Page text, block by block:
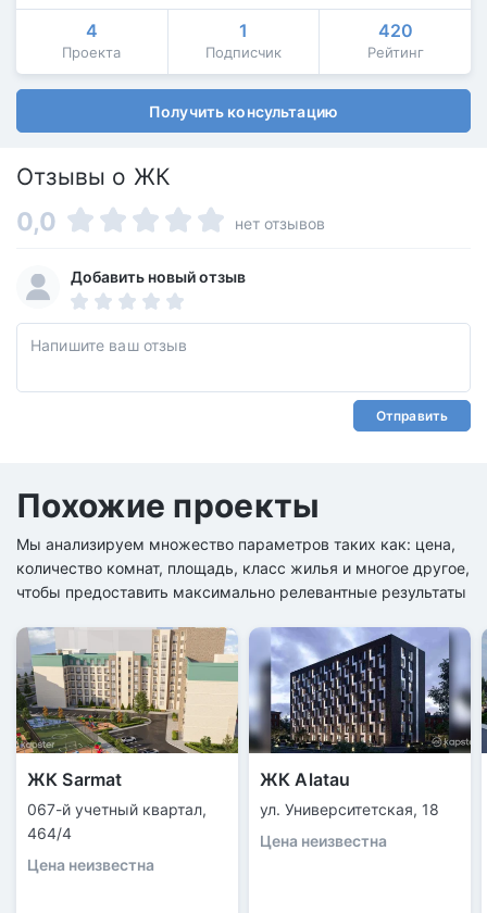
4
Проекта
1
Подписчик
420
Рейтинг
Получить консультацию
Отзывы о ЖК
0,0 нет отзывов
Добавить новый отзыв
Отправить
Похожие проекты
Мы анализируем множество параметров таких как: цена,
количество комнат, площадь, класс жилья и многое другое,
чтобы предоставить максимально релевантные результаты
ЖК Sarmat
067-й учетный квартал,
464/4
Цена неизвестна
ЖК Alatau
ул. Университетская, 18
Цена неизвестна